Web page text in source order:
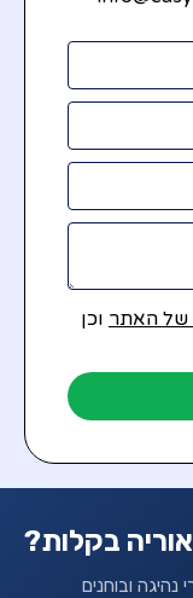
של האתר וכן
בקלות?
ובוחנים